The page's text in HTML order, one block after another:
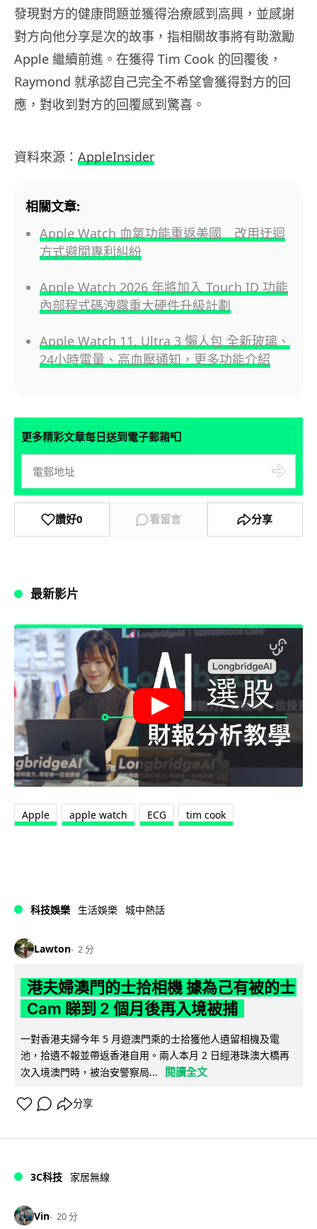
發現對方的健康問題並獲得治療感到高興，並感謝
對方向他分享是次的故事，指相關故事將有助激勵
Apple 繼續前進。在獲得 Tim Cook 的回覆後，
Raymond 就承認自己完全不希望會獲得對方的回
應，對收到對方的回覆感到驚喜。
資料來源： AppleInsider
相關文章:
Apple Watch 血氧功能重返美國 改用迂迴
方式避開專利糾紛
Apple Watch 2026 年將加入 Touch ID 功能
內部程式碼洩露重大硬件升級計劃
Apple Watch 11, Ultra 3 懶人包 全新玻璃、
24小時電量、高血壓通知，更多功能介紹
更多精彩文章每日送到電子郵箱📮
讚好0 看留言 分享
最新影片
Apple apple watch ECG tim cook
科技娛樂 生活娛樂 城中熱話
Lawton 2 分
港夫婦澳門的士拾相機 據為己有被的士
Cam 睇到 2 個月後再入境被捕
一對香港夫婦今年 5 月遊澳門乘的士拾獲他人遺留相機及電
池，拾遺不報並帶返香港自用。兩人本月 2 日經港珠澳大橋再
次入境澳門時，被治安警察局...
閱讀全文
分享
3C科技 家居無線
Vin 20 分